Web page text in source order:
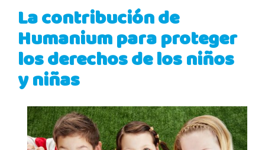
La contribución de
Humanium para proteger
los derechos de los niños
y niñas